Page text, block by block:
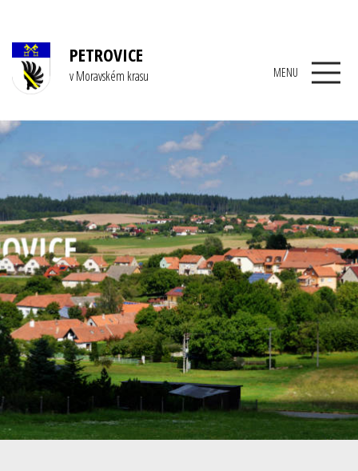
PETROVICE
v Moravském krasu MENU